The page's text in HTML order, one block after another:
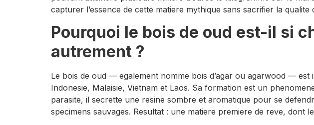
capturer l’essence de cette matiere mythique sans sacrifier la
Pourquoi le bois de oud est-il si
autrement ?
Le bois de oud — egalement nomme bois d’agar ou agarwood —
Indonesie, Malaisie, Vietnam et Laos. Sa formation est un
parasite, il secrette une resine sombre et aromatique pour se
specimens sauvages. Resultat : une matiere premiere de reve,